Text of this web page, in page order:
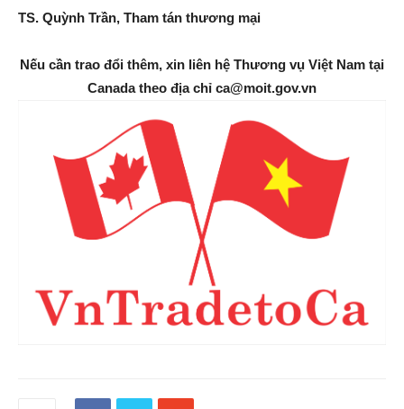
TS. Quỳnh Trần, Tham tán thương mại
Nếu cần trao đổi thêm, xin liên hệ Thương vụ Việt Nam tại
Canada theo địa chỉ ca@moit.gov.vn